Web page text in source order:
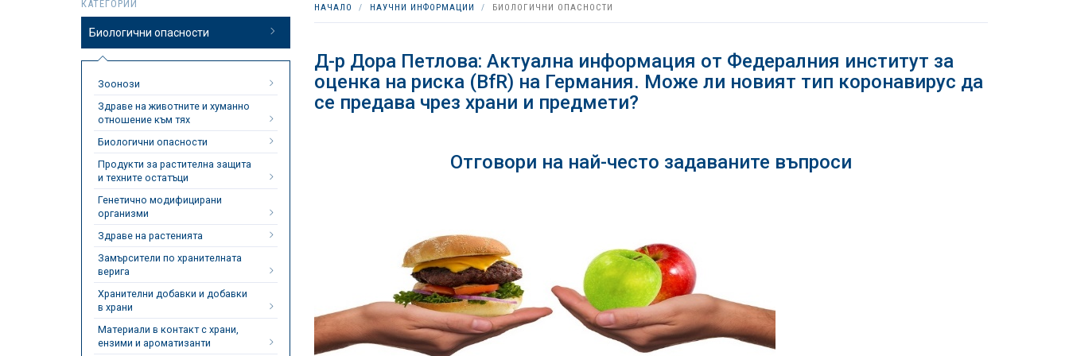
КАТЕГОРИИ
Биологични опасности
Зоонози
Здраве на животните и хуманно
отношение към тях
Биологични опасности
Продукти за растителна защита
и техните остатъци
Генетично модифицирани
организми
Здраве на растенията
Замърсители по хранителната
верига
Хранителни добавки и добавки
в храни
Материали в контакт с храни,
ензими и ароматизанти
НАЧАЛО НАУЧНИ ИНФОРМАЦИИ БИОЛОГИЧНИ ОПАСНОСТИ
Д-р Дора Петлова: Актуална информация от Федералния институт за
оценка на риска (BfR) на Германия. Може ли новият тип коронавирус да
се предава чрез храни и предмети?
Отговори на най-често задаваните въпроси